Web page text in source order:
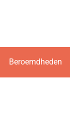
Beroemdheden